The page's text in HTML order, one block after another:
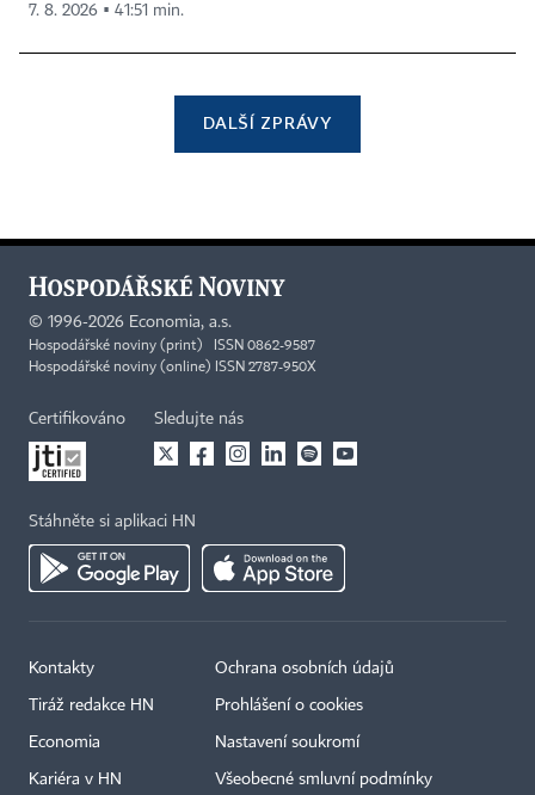
7. 8. 2026 ▪ 41:51 min.
DALŠÍ ZPRÁVY
© 1996-2026 Economia, a.s.
Hospodářské noviny (print) ISSN 0862-9587
Hospodářské noviny (online) ISSN 2787-950X
Certifikováno Sledujte nás
Stáhněte si aplikaci HN
Kontakty
Tiráž redakce HN
Economia
Kariéra v HN
Ochrana osobních údajů
Prohlášení o cookies
Nastavení soukromí
Všeobecné smluvní podmínky